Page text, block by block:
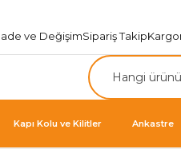
ve DeğişimSipariş Takip
Kapı Kolu ve Kilitler Ankastre